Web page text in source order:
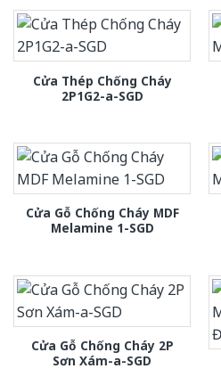
Cửa Thép Chống Cháy
2P1G2-a-SGD
Cửa Gỗ Chống Cháy MDF
Melamine 1-SGD
Cửa Gỗ Chống Cháy 2P
Sơn Xám-a-SGD